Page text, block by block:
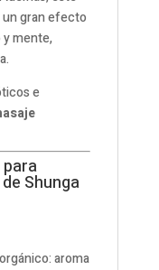
gran efecto
y mente,
e
Shunga
aroma